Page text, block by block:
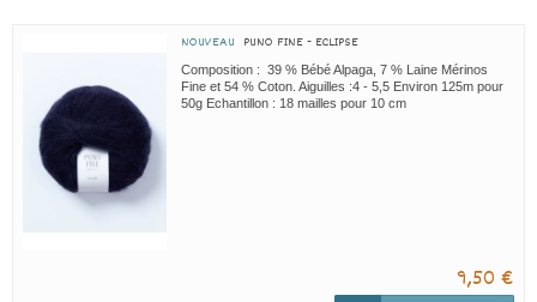
NOUVEAU PUNO FINE - ECLIPSE
Composition : 39 % Bébé Alpaga, 7 % Laine Mérinos
Fine et 54 % Coton. Aiguilles :4 - 5,5 Environ 125m pour
50g Echantillon : 18 mailles pour 10 cm
9,50 €